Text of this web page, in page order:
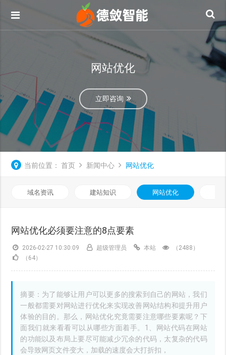
网站优化
立即咨询
当前位置： 首页 新闻中心 网站优化
域名资讯 建站知识 网站优化
网站优化必须要注意的8点要素
2026-02-27 10:30:09 超级管理员 本站
（2488）
（64）
摘要：为了能够让用户可以更多的搜索到自己的网站，我们
一般都需要对网站进行优化来实现改善网站结构和提升用户
体验的目的。那么，网站优化究竟需要注意哪些要素呢？下
面我们就来看看可以从哪些方面着手。1、网站代码在网站
的功能以及布局上要尽可能减少冗余的代码，太复杂的代码
会导致网页文件变大，加载的速度会大打折扣，